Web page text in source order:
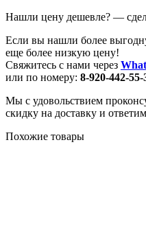
Нашли цену дешевле? —
Если вы нашли более
еще более низкую цену!
Свяжитесь с нами через
или по номеру: 8-920-442-55-
Мы с удовольствием
скидку на доставку и
Похожие товары